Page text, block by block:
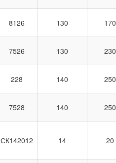
8126 130 170
7526 130 230
228 140 250
7528 140 250
СК142012 14 20